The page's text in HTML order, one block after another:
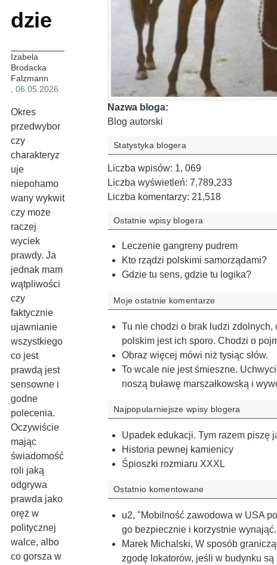
dzie
Izabela
Brodacka
Falzmann
, 06.05.2026
Okres
przedwybor
czy
charakteryz
uje
niepohamo
wany wykwit
czy może
raczej
wyciek
prawdy. Ja
jednak mam
wątpliwości
czy
faktycznie
ujawnianie
wszystkiego
co jest
prawdą jest
sensowne i
godne
polecenia.
Oczywiście
mając
świadomość
roli jaką
odgrywa
prawda jako
oręż w
politycznej
walce, albo
co gorsza w
Nazwa bloga:
Blog autorski
Statystyka blogera
Liczba wpisów: 1, 069
Liczba wyświetleń: 7,789,233
Liczba komentarzy: 21,518
Ostatnie wpisy blogera
Leczenie gangreny pudrem
Kto rządzi polskimi samorządami?
Gdzie tu sens, gdzie tu logika?
Moje ostatnie komentarze
Tu nie chodzi o brak ludzi zdolnych,
polskim jest ich sporo. Chodzi o
Obraz więcej mówi niż tysiąc słów.
To wcale nie jest śmieszne.
noszą buławę marszałkowską i
Najpopularniejsze wpisy blogera
Upadek edukacji. Tym razem piszę
Historia pewnej kamienicy
Śpioszki rozmiaru XXXL
Ostatnio komentowane
u2, "Mobilność zawodowa w USA
go bezpiecznie i korzystnie
Marek Michalski, W sposób
zgodę lokatorów, jeśli w budynku